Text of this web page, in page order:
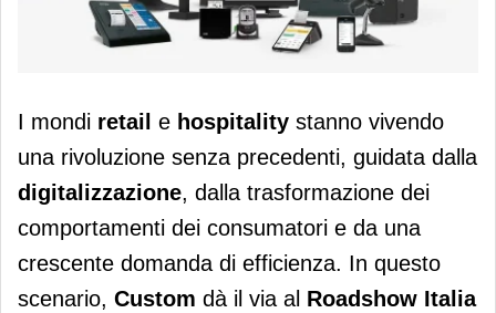
Custom presenta il registratore
telematico con pagamento integrato
I mondi retail e hospitality stanno vivendo
una rivoluzione senza precedenti, guidata dalla
digitalizzazione, dalla trasformazione dei
comportamenti dei consumatori e da una
crescente domanda di efficienza. In questo
scenario, Custom dà il via al Roadshow Italia